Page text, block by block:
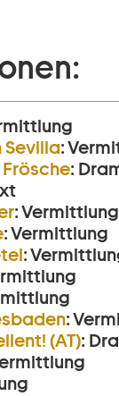
Sevilla:
:
:Vermittlung
:Vermittlung
:
:
(AT):